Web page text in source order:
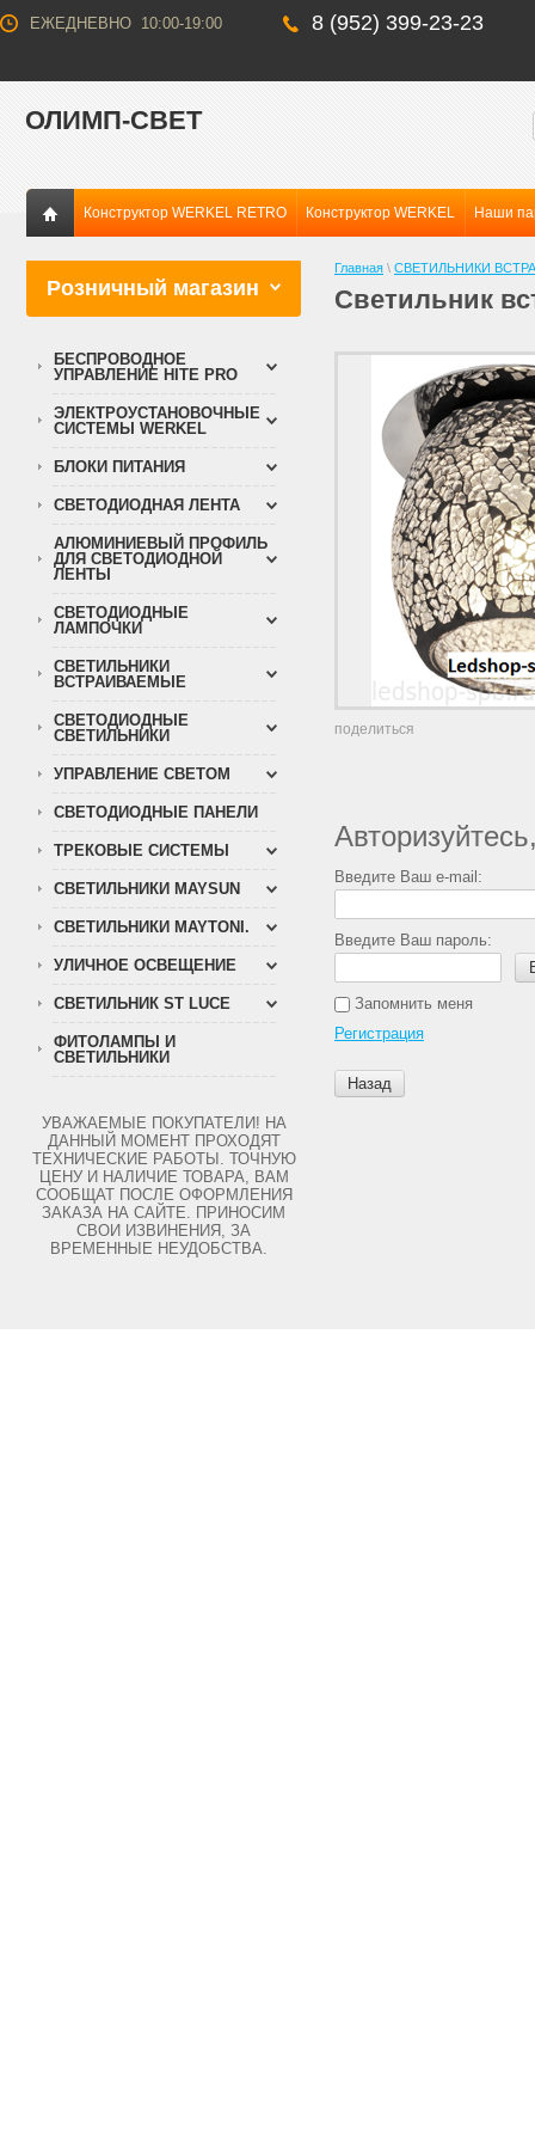
ЕЖЕДНЕВНО 10:00-19:00 8 (952) 399-23-23
ОЛИМП-СВЕТ
Конструктор WERKEL RETRO Конструктор WERKEL Наши
Розничный магазин
БЕСПРОВОДНОЕ
УПРАВЛЕНИЕ HITE PRO
ЭЛЕКТРОУСТАНОВОЧНЫЕ
СИСТЕМЫ WERKEL
БЛОКИ ПИТАНИЯ
СВЕТОДИОДНАЯ ЛЕНТА
АЛЮМИНИЕВЫЙ ПРОФИЛЬ
ДЛЯ СВЕТОДИОДНОЙ
ЛЕНТЫ
СВЕТОДИОДНЫЕ
ЛАМПОЧКИ
СВЕТИЛЬНИКИ
ВСТРАИВАЕМЫЕ
СВЕТОДИОДНЫЕ
СВЕТИЛЬНИКИ
УПРАВЛЕНИЕ СВЕТОМ
СВЕТОДИОДНЫЕ ПАНЕЛИ
ТРЕКОВЫЕ СИСТЕМЫ
СВЕТИЛЬНИКИ MAYSUN
СВЕТИЛЬНИКИ MAYTONI.
УЛИЧНОЕ ОСВЕЩЕНИЕ
СВЕТИЛЬНИК ST LUCE
ФИТОЛАМПЫ И
СВЕТИЛЬНИКИ
УВАЖАЕМЫЕ ПОКУПАТЕЛИ! НА
ДАННЫЙ МОМЕНТ ПРОХОДЯТ
ТЕХНИЧЕСКИЕ РАБОТЫ. ТОЧНУЮ
ЦЕНУ И НАЛИЧИЕ ТОВАРА, ВАМ
СООБЩАТ ПОСЛЕ ОФОРМЛЕНИЯ
ЗАКАЗА НА САЙТЕ. ПРИНОСИМ
СВОИ ИЗВИНЕНИЯ, ЗА
ВРЕМЕННЫЕ НЕУДОБСТВА.
Главная \ СВЕТИЛЬНИКИ
Светильник
поделиться
Введите Ваш e-mail:
Введите Ваш пароль:
Запомнить меня
Регистрация
Назад